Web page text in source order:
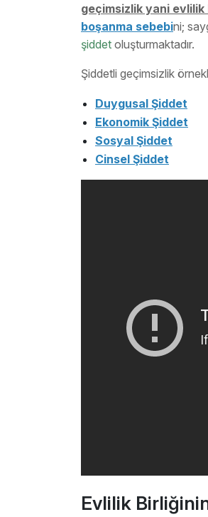
geçimsizlik yani evlilik
boşanma sebebini;
şiddet oluşturmaktadır.
Şiddetli geçimsizlik
Duygusal Şiddet
Ekonomik Şiddet
Sosyal Şiddet
Cinsel Şiddet
Evlilik